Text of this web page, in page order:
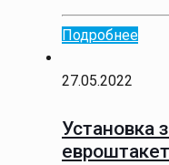
Подробнее
27.05.2022
Установка